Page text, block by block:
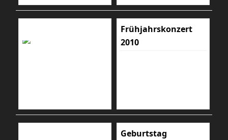
Frühjahrskonzert
2010
Geburtstag